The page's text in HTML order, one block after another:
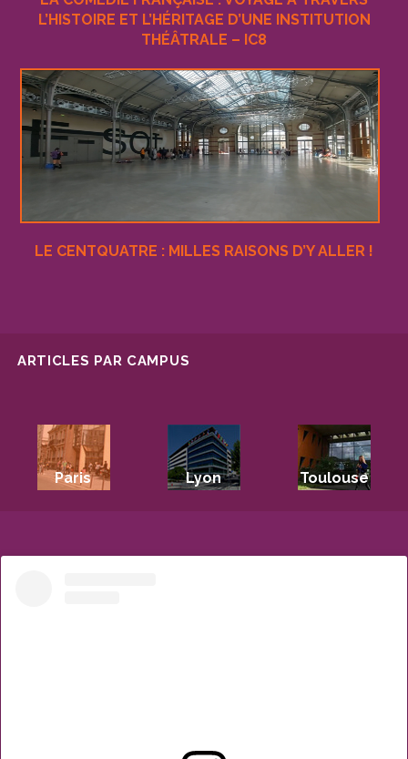
L’HISTOIRE ET L’HÉRITAGE D’UNE INSTITUTION
THÉÂTRALE – IC8
LE CENTQUATRE : MILLES RAISONS D’Y ALLER !
ARTICLES PAR CAMPUS
Paris Lyon Toulouse